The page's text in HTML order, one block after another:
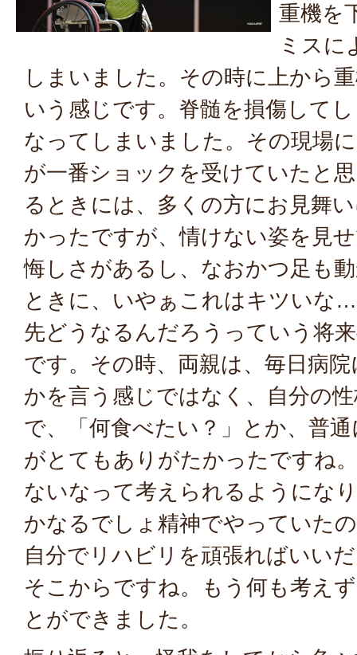
重機を
ミスに
しまいました。その時に上から
いう感じです。脊髄を損傷して
なってしまいました。その現場
が一番ショックを受けていたと
るときには、多くの方にお見舞
かったですが、情けない姿を見
悔しさがあるし、なおかつ足も
ときに、いやぁこれはキツいな
先どうなるんだろうっていう将
です。その時、両親は、毎日病
かを言う感じではなく、自分の
で、「何食べたい？」とか、普
がとてもありがたかったですね
ないなって考えられるようにな
かなるでしょ精神でやっていた
自分でリハビリを頑張ればいい
そこからですね。もう何も考え
とができました。